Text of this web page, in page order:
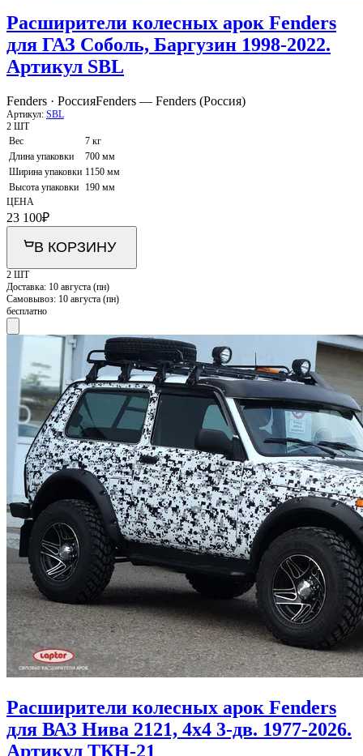
Расширители колесных арок Fenders
для ГАЗ Соболь, Баргузин 1998-2022.
Артикул SBL
Fenders · РоссияFenders — Fenders (Россия)
Артикул: SBL
2 ШТ
Вес
7 кг
Длина упаковки
700 мм
Ширина упаковки 1150 мм
Высота упаковки
190 мм
ЦЕНА
23 100₽
В КОРЗИНУ
2 ШТ
Доставка: 10 августа (пн)
Самовывоз: 10 августа (пн)
бесплатно
Расширители колесных арок Fenders
для ВАЗ Нива 2121, 4x4 3-дв. 1977-2026.
Артикул ТКН-21